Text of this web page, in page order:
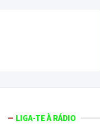
LIGA-TE À RÁDIO